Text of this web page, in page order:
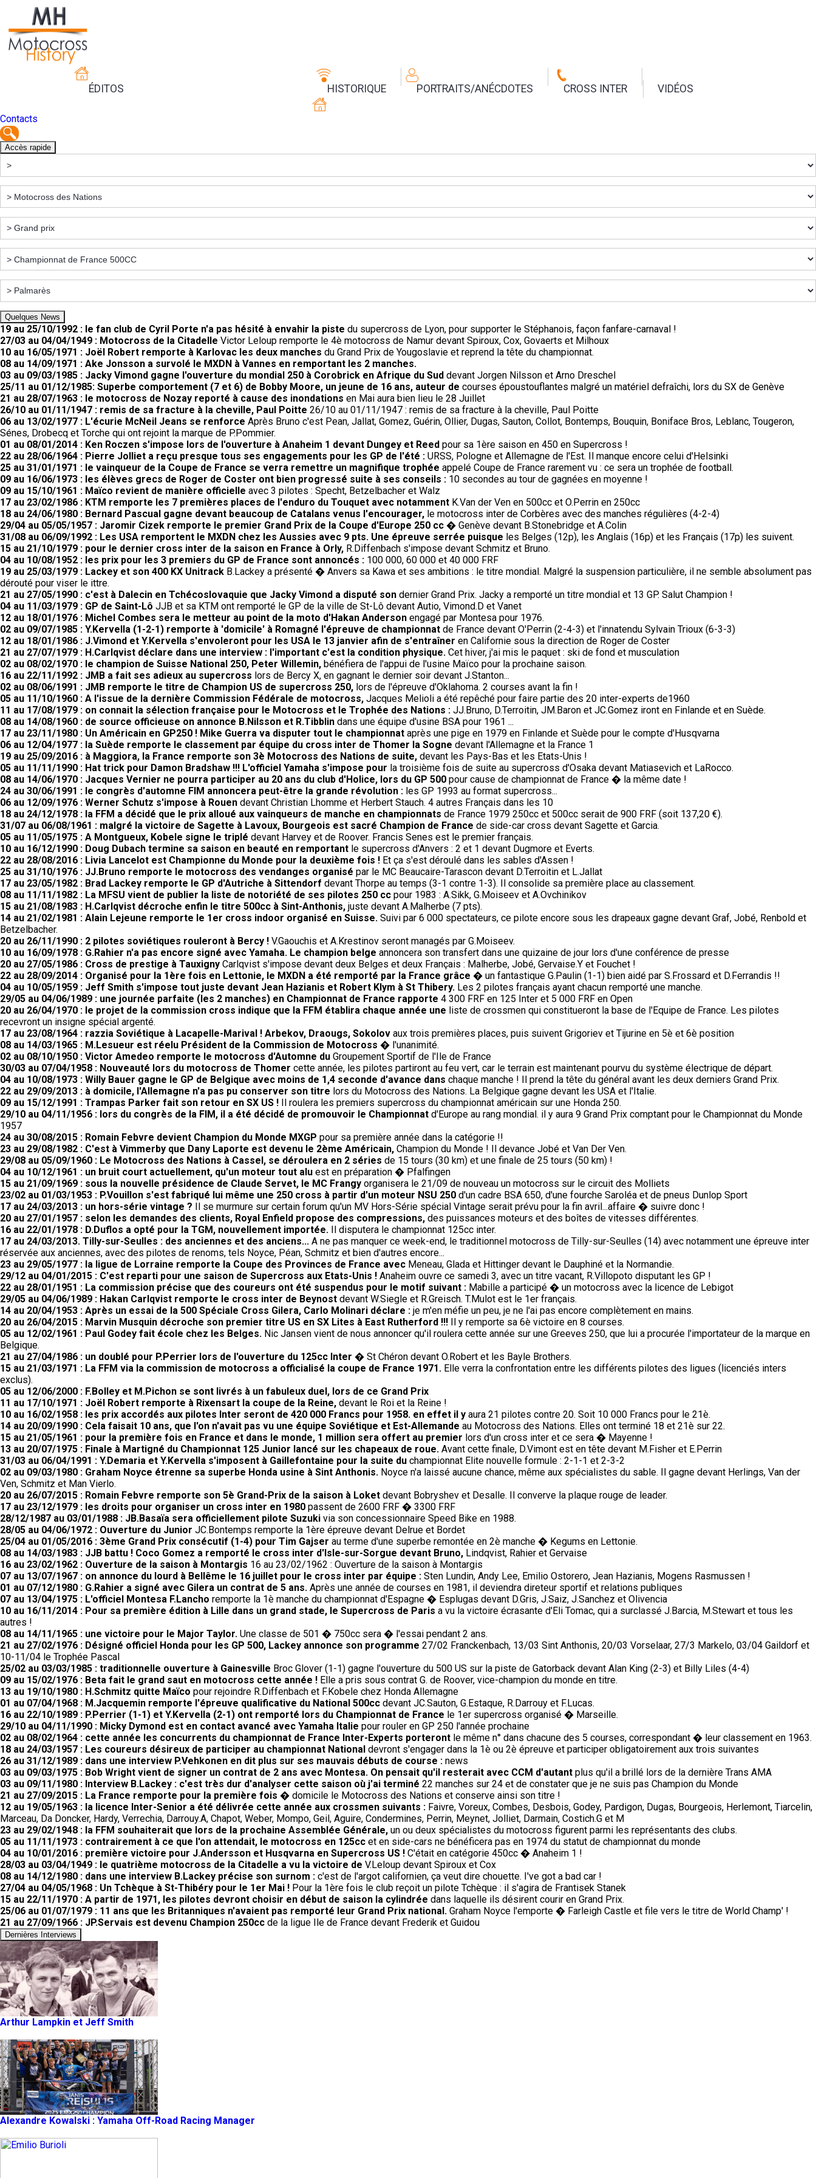
ÉDITOS HISTORIQUE PORTRAITS/ANÉCDOTES CROSS INTER VIDÉOS
Contacts
Accès rapide
Quelques News
19 au 25/10/1992 : le fan club de Cyril Porte n'a pas hésité à envahir la piste du supercross de Lyon, pour supporter le Stéphanois, façon fanfare-carnaval !
27/03 au 04/04/1949 : Motocross de la Citadelle Victor Leloup remporte le 4è motocross de Namur devant Spiroux, Cox, Govaerts et Milhoux
10 au 16/05/1971 : Joël Robert remporte à Karlovac les deux manches du Grand Prix de Yougoslavie et reprend la tête du championnat.
08 au 14/09/1971 : Ake Jonsson a survolé le MXDN à Vannes en remportant les 2 manches.
03 au 09/03/1985 : Jacky Vimond gagne l'ouverture du mondial 250 à Corobrick en Afrique du Sud devant Jorgen Nilsson et Arno Dreschel
25/11 au 01/12/1985: Superbe comportement (7 et 6) de Bobby Moore, un jeune de 16 ans, auteur de courses époustouflantes malgré un matériel defraîchi, lors du SX de Genève
21 au 28/07/1963 : le motocross de Nozay reporté à cause des inondations en Mai aura bien lieu le 28 Juillet
26/10 au 01/11/1947 : remis de sa fracture à la cheville, Paul Poitte 26/10 au 01/11/1947 : remis de sa fracture à la cheville, Paul Poitte
06 au 13/02/1977 : L'écurie McNeil Jeans se renforce Après Bruno c'est Pean, Jallat, Gomez, Guérin, Ollier, Dugas, Sauton, Collot, Bontemps, Bouquin, Boniface Bros, Leblanc, Tougeron,
Sénes, Drobecq et Torche qui ont rejoint la marque de P.Pommier.
01 au 08/01/2014 : Ken Roczen s'impose lors de l'ouverture à Anaheim 1 devant Dungey et Reed pour sa 1ère saison en 450 en Supercross !
22 au 28/06/1964 : Pierre Jolliet a reçu presque tous ses engagements pour les GP de l'été : URSS, Pologne et Allemagne de l'Est. Il manque encore celui d'Helsinki
25 au 31/01/1971 : le vainqueur de la Coupe de France se verra remettre un magnifique trophée appelé Coupe de France rarement vu : ce sera un trophée de football.
09 au 16/06/1973 : les élèves grecs de Roger de Coster ont bien progressé suite à ses conseils : 10 secondes au tour de gagnées en moyenne !
09 au 15/10/1961 : Maïco revient de manière officielle avec 3 pilotes : Specht, Betzelbacher et Walz
17 au 23/02/1986 : KTM remporte les 7 premières places de l'enduro du Touquet avec notamment K.Van der Ven en 500cc et O.Perrin en 250cc
18 au 24/06/1980 : Bernard Pascual gagne devant beaucoup de Catalans venus l'encourager, le motocross inter de Corbères avec des manches régulières (4-2-4)
29/04 au 05/05/1957 : Jaromir Cizek remporte le premier Grand Prix de la Coupe d'Europe 250 cc � Genève devant B.Stonebridge et A.Colin
31/08 au 06/09/1992 : Les USA remportent le MXDN chez les Aussies avec 9 pts. Une épreuve serrée puisque les Belges (12p), les Anglais (16p) et les Français (17p) les suivent.
15 au 21/10/1979 : pour le dernier cross inter de la saison en France à Orly, R.Diffenbach s'impose devant Schmitz et Bruno.
04 au 10/08/1952 : les prix pour les 3 premiers du GP de France sont annoncés : 100 000, 60 000 et 40 000 FRF
19 au 25/03/1979 : Lackey et son 400 KX Unitrack B.Lackey a présenté � Anvers sa Kawa et ses ambitions : le titre mondial. Malgré la suspension particulière, il ne semble absolument pas
dérouté pour viser le ittre.
21 au 27/05/1990 : c'est à Dalecin en Tchécoslovaquie que Jacky Vimond a disputé son dernier Grand Prix. Jacky a remporté un titre mondial et 13 GP. Salut Champion !
04 au 11/03/1979 : GP de Saint-Lô JJB et sa KTM ont remporté le GP de la ville de St-Lô devant Autio, Vimond.D et Vanet
12 au 18/01/1976 : Michel Combes sera le metteur au point de la moto d'Hakan Anderson engagé par Montesa pour 1976.
02 au 09/07/1985 : Y.Kervella (1-2-1) remporte à 'domicile' à Romagné l'épreuve de championnat de France devant O'Perrin (2-4-3) et l'innatendu Sylvain Trioux (6-3-3)
12 au 18/01/1986 : J.Vimond et Y.Kervella s'envoleront pour les USA le 13 janvier afin de s'entraîner en Californie sous la direction de Roger de Coster
21 au 27/07/1979 : H.Carlqvist déclare dans une interview : l'important c'est la condition physique. Cet hiver, j'ai mis le paquet : ski de fond et musculation
02 au 08/02/1970 : le champion de Suisse National 250, Peter Willemin, bénéfiera de l'appui de l'usine Maïco pour la prochaine saison.
16 au 22/11/1992 : JMB a fait ses adieux au supercross lors de Bercy X, en gagnant le dernier soir devant J.Stanton...
02 au 08/06/1991 : JMB remporte le titre de Champion US de supercross 250, lors de l'épreuve d'Oklahoma. 2 courses avant la fin !
05 au 11/10/1960 : A l'issue de la dernière Commission Fédérale de motocross, Jacques Melioli a été repêché pour faire partie des 20 inter-experts de1960
11 au 17/08/1979 : on connait la sélection française pour le Motocross et le Trophée des Nations : JJ.Bruno, D.Terroitin, JM.Baron et JC.Gomez iront en Finlande et en Suède.
08 au 14/08/1960 : de source officieuse on annonce B.Nilsson et R.Tibblin dans une équipe d'usine BSA pour 1961 ...
17 au 23/11/1980 : Un Américain en GP250 ! Mike Guerra va disputer tout le championnat après une pige en 1979 en Finlande et Suède pour le compte d'Husqvarna
06 au 12/04/1977 : la Suède remporte le classement par équipe du cross inter de Thomer la Sogne devant l'Allemagne et la France 1
19 au 25/09/2016 : à Maggiora, la France remporte son 3è Motocross des Nations de suite, devant les Pays-Bas et les Etats-Unis !
05 au 11/11/1990 : Hat trick pour Damon Bradshaw !!! L'officiel Yamaha s'impose pour la troisième fois de suite au supercross d'Osaka devant Matiasevich et LaRocco.
08 au 14/06/1970 : Jacques Vernier ne pourra participer au 20 ans du club d'Holice, lors du GP 500 pour cause de championnat de France � la même date !
24 au 30/06/1991 : le congrès d'automne FIM annoncera peut-être la grande révolution : les GP 1993 au format supercross...
06 au 12/09/1976 : Werner Schutz s'impose à Rouen devant Christian Lhomme et Herbert Stauch. 4 autres Français dans les 10
18 au 24/12/1978 : la FFM a décidé que le prix alloué aux vainqueurs de manche en championnats de France 1979 250cc et 500cc serait de 900 FRF (soit 137,20 €).
31/07 au 06/08/1961 : malgré la victoire de Sagette à Lavoux, Bourgeois est sacré Champion de France de side-car cross devant Sagette et Garcia.
05 au 11/05/1975 : A Montgueux, Kobele signe le triplé devant Harvey et de Roover. Francis Senes est le premier français.
10 au 16/12/1990 : Doug Dubach termine sa saison en beauté en remportant le supercross d'Anvers : 2 et 1 devant Dugmore et Everts.
22 au 28/08/2016 : Livia Lancelot est Championne du Monde pour la deuxième fois ! Et ça s'est déroulé dans les sables d'Assen !
25 au 31/10/1976 : JJ.Bruno remporte le motocross des vendanges organisé par le MC Beaucaire-Tarascon devant D.Terroitin et L.Jallat
17 au 23/05/1982 : Brad Lackey remporte le GP d'Autriche à Sittendorf devant Thorpe au temps (3-1 contre 1-3). Il consolide sa première place au classement.
08 au 11/11/1982 : La MFSU vient de publier la liste de notoriété de ses pilotes 250 cc pour 1983 : A.Sikk, G.Moiseev et A.Ovchinikov
15 au 21/08/1983 : H.Carlqvist décroche enfin le titre 500cc à Sint-Anthonis, juste devant A.Malherbe (7 pts).
14 au 21/02/1981 : Alain Lejeune remporte le 1er cross indoor organisé en Suisse. Suivi par 6 000 spectateurs, ce pilote encore sous les drapeaux gagne devant Graf, Jobé, Renbold et
Betzelbacher.
20 au 26/11/1990 : 2 pilotes soviétiques rouleront à Bercy ! V.Gaouchis et A.Krestinov seront managés par G.Moiseev.
10 au 16/09/1978 : G.Rahier n'a pas encore signé avec Yamaha. Le champion belge annoncera son transfert dans une quizaine de jour lors d'une conférence de presse
20 au 27/05/1986 : Cross de prestige à Tauxigny Carlqvist s'impose devant deux Belges et deux Français : Malherbe, Jobé, Gervaise.Y et Fouchet !
22 au 28/09/2014 : Organisé pour la 1ère fois en Lettonie, le MXDN a été remporté par la France grâce � un fantastique G.Paulin (1-1) bien aidé par S.Frossard et D.Ferrandis !!
04 au 10/05/1959 : Jeff Smith s'impose tout juste devant Jean Hazianis et Robert Klym à St Thibery. Les 2 pilotes français ayant chacun remporté une manche.
29/05 au 04/06/1989 : une journée parfaite (les 2 manches) en Championnat de France rapporte 4 300 FRF en 125 Inter et 5 000 FRF en Open
20 au 26/04/1970 : le projet de la commission cross indique que la FFM établira chaque année une liste de crossmen qui constitueront la base de l'Equipe de France. Les pilotes
recevront un insigne spécial argenté.
17 au 23/08/1964 : razzia Soviétique à Lacapelle-Marival ! Arbekov, Draougs, Sokolov aux trois premières places, puis suivent Grigoriev et Tijurine en 5è et 6è position
08 au 14/03/1965 : M.Lesueur est réelu Président de la Commission de Motocross � l'unanimité.
02 au 08/10/1950 : Victor Amedeo remporte le motocross d'Automne du Groupement Sportif de l'Ile de France
30/03 au 07/04/1958 : Nouveauté lors du motocross de Thomer cette année, les pilotes partiront au feu vert, car le terrain est maintenant pourvu du système électrique de départ.
04 au 10/08/1973 : Willy Bauer gagne le GP de Belgique avec moins de 1,4 seconde d'avance dans chaque manche ! Il prend la tête du général avant les deux derniers Grand Prix.
22 au 29/09/2013 : à domicile, l'Allemagne n'a pas pu conserver son titre lors du Motocross des Nations. La Belgique gagne devant les USA et l'Italie.
09 au 15/12/1991 : Trampas Parker fait son retour en SX US ! Il roulera les premiers supercross du championnat américain sur une Honda 250.
29/10 au 04/11/1956 : lors du congrès de la FIM, il a été décidé de promouvoir le Championnat d'Europe au rang mondial. il y aura 9 Grand Prix comptant pour le Championnat du Monde
1957
24 au 30/08/2015 : Romain Febvre devient Champion du Monde MXGP pour sa première année dans la catégorie !!
23 au 29/08/1982 : C'est à Vimmerby que Dany Laporte est devenu le 2ème Américain, Champion du Monde ! Il devance Jobé et Van Der Ven.
29/08 au 05/09/1960 : Le Motocross des Nations à Cassel, se déroulera en 2 séries de 15 tours (30 km) et une finale de 25 tours (50 km) !
04 au 10/12/1961 : un bruit court actuellement, qu'un moteur tout alu est en préparation � Pfalfingen
15 au 21/09/1969 : sous la nouvelle présidence de Claude Servet, le MC Frangy organisera le 21/09 de nouveau un motocross sur le circuit des Molliets
23/02 au 01/03/1953 : P.Vouillon s'est fabriqué lui même une 250 cross à partir d'un moteur NSU 250 d'un cadre BSA 650, d'une fourche Saroléa et de pneus Dunlop Sport
17 au 24/03/2013 : un hors-série vintage ? Il se murmure sur certain forum qu'un MV Hors-Série spécial Vintage serait prévu pour la fin avril...affaire � suivre donc !
20 au 27/01/1957 : selon les demandes des clients, Royal Enfield propose des compressions, des puissances moteurs et des boîtes de vitesses différentes.
16 au 22/01/1978 : D.Duflos a opté pour la TGM, nouvellement importée. Il disputera le championnat 125cc inter.
17 au 24/03/2013. Tilly-sur-Seulles : des anciennes et des anciens... A ne pas manquer ce week-end, le traditionnel motocross de Tilly-sur-Seulles (14) avec notamment une épreuve inter
réservée aux anciennes, avec des pilotes de renoms, tels Noyce, Péan, Schmitz et bien d'autres encore...
23 au 29/05/1977 : la ligue de Lorraine remporte la Coupe des Provinces de France avec Meneau, Glada et Hittinger devant le Dauphiné et la Normandie.
29/12 au 04/01/2015 : C'est reparti pour une saison de Supercross aux Etats-Unis ! Anaheim ouvre ce samedi 3, avec un titre vacant, R.Villopoto disputant les GP !
22 au 28/01/1951 : La commission précise que des coureurs ont été suspendus pour le motif suivant : Mabille a participé � un motocross avec la licence de Lebigot
29/05 au 04/06/1989 : Hakan Carlqvist remporte le cross inter de Beynost devant W.Siegle et R.Greisch. T.Mulot est le 1er français.
14 au 20/04/1953 : Après un essai de la 500 Spéciale Cross Gilera, Carlo Molinari déclare : je m'en méfie un peu, je ne l'ai pas encore complètement en mains.
20 au 26/04/2015 : Marvin Musquin décroche son premier titre US en SX Lites à East Rutherford !!!
Il y remporte sa 6è victoire en 8 courses.
05 au 12/02/1961 : Paul Godey fait école chez les Belges. Nic Jansen vient de nous annoncer qu'il roulera cette année sur une Greeves 250, que lui a procurée l'importateur de la marque en
Belgique.
21 au 27/04/1986 : un doublé pour P.Perrier lors de l'ouverture du 125cc Inter � St Chéron devant O.Robert et les Bayle Brothers.
15 au 21/03/1971 : La FFM via la commission de motocross a officialisé la coupe de France 1971. Elle verra la confrontation entre les différents pilotes des ligues (licenciés inters
exclus).
05 au 12/06/2000 : F.Bolley et M.Pichon se sont livrés à un fabuleux duel, lors de ce Grand Prix
11 au 17/10/1971 : Joël Robert remporte à Rixensart la coupe de la Reine, devant le Roi et la Reine !
10 au 16/02/1958 : les prix accordés aux pilotes Inter seront de 420 000 Francs pour 1958. en effet il y aura 21 pilotes contre 20. Soit 10 000 Francs pour le 21è.
14 au 20/09/1990 : Cela faisait 10 ans, que l'on n'avait pas vu une équipe Soviétique et Est-Allemande au Motocross des Nations. Elles ont terminé 18 et 21è sur 22.
15 au 21/05/1961 : pour la première fois en France et dans le monde, 1 million sera offert au premier lors d'un cross inter et ce sera � Mayenne !
13 au 20/07/1975 : Finale à Martigné du Championnat 125 Junior lancé sur les chapeaux de roue. Avant cette finale, D.Vimont est en tête devant M.Fisher et E.Perrin
31/03 au 06/04/1991 : Y.Demaria et Y.Kervella s'imposent à Gaillefontaine pour la suite du championnat Elite nouvelle formule : 2-1-1 et 2-3-2
02 au 09/03/1980 : Graham Noyce étrenne sa superbe Honda usine à Sint Anthonis. Noyce n'a laissé aucune chance, même aux spécialistes du sable. Il gagne devant Herlings, Van der
Ven, Schmitz et Man Vierlo.
20 au 26/07/2015 : Romain Febvre remporte son 5è Grand-Prix de la saison à Loket devant Bobryshev et Desalle. Il converve la plaque rouge de leader.
17 au 23/12/1979 : les droits pour organiser un cross inter en 1980 passent de 2600 FRF � 3300 FRF
28/12/1987 au 03/01/1988 : JB.Basaïa sera officiellement pilote Suzuki via son concessionnaire Speed Bike en 1988.
28/05 au 04/06/1972 : Ouverture du Junior JC.Bontemps remporte la 1ère épreuve devant Delrue et Bordet
25/04 au 01/05/2016 : 3ème Grand Prix consécutif (1-4) pour Tim Gajser au terme d'une superbe remontée en 2è manche � Kegums en Lettonie.
08 au 14/03/1983 : JJB battu ! Coco Gomez a remporté le cross inter d'Isle-sur-Sorgue devant Bruno, Lindqvist, Rahier et Gervaise
16 au 23/02/1962 : Ouverture de la saison à Montargis 16 au 23/02/1962 : Ouverture de la saison à Montargis
07 au 13/07/1967 : on annonce du lourd à Bellême le 16 juillet pour le cross inter par équipe : Sten Lundin, Andy Lee, Emilio Ostorero, Jean Hazianis, Mogens Rasmussen !
01 au 07/12/1980 : G.Rahier a signé avec Gilera un contrat de 5 ans. Après une année de courses en 1981, il deviendra direteur sportif et relations publiques
07 au 13/04/1975 : L'officiel Montesa F.Lancho remporte la 1è manche du championnat d'Espagne � Esplugas devant D.Gris, J.Saiz, J.Sanchez et Olivencia
10 au 16/11/2014 : Pour sa première édition à Lille dans un grand stade, le Supercross de Paris a vu la victoire écrasante d'Eli Tomac, qui a surclassé J.Barcia, M.Stewart et tous les
autres !
08 au 14/11/1965 : une victoire pour le Major Taylor. Une classe de 501 � 750cc sera � l'essai pendant 2 ans.
21 au 27/02/1976 : Désigné officiel Honda pour les GP 500, Lackey annonce son programme 27/02 Franckenbach, 13/03 Sint Anthonis, 20/03 Vorselaar, 27/3 Markelo, 03/04 Gaildorf et
10-11/04 le Trophée Pascal
25/02 au 03/03/1985 : traditionnelle ouverture à Gainesville Broc Glover (1-1) gagne l'ouverture du 500 US sur la piste de Gatorback devant Alan King (2-3) et Billy Liles (4-4)
09 au 15/02/1976 : Beta fait le grand saut en motocross cette année ! Elle a pris sous contrat G. de Roover, vice-champion du monde en titre.
13 au 19/10/1980 : H.Schmitz quitte Maïco pour rejoindre R.Diffenbach et F.Kobele chez Honda Allemagne
01 au 07/04/1968 : M.Jacquemin remporte l'épreuve qualificative du National 500cc devant JC.Sauton, G.Estaque, R.Darrouy et F.Lucas.
16 au 22/10/1989 : P.Perrier (1-1) et Y.Kervella (2-1) ont remporté lors du Championnat de France le 1er supercross organisé � Marseille.
29/10 au 04/11/1990 : Micky Dymond est en contact avancé avec Yamaha Italie pour rouler en GP 250 l'année prochaine
02 au 08/02/1964 : cette année les concurrents du championnat de France Inter-Experts porteront le même n° dans chacune des 5 courses, correspondant � leur classement en 1963.
18 au 24/03/1957 : Les coureurs désireux de participer au championnat National devront s'engager dans la 1è ou 2è épreuve et participer obligatoirement aux trois suivantes
26 au 31/12/1989 : dans une interview P.Vehkonen en dit plus sur ses mauvais débuts de course : news
03 au 09/03/1975 : Bob Wright vient de signer un contrat de 2 ans avec Montesa. On pensait qu'il resterait avec CCM d'autant plus qu'il a brillé lors de la dernière Trans AMA
03 au 09/11/1980 : Interview B.Lackey : c'est très dur d'analyser cette saison où j'ai terminé 22 manches sur 24 et de constater que je ne suis pas Champion du Monde
21 au 27/09/2015 : La France remporte pour la première fois � domicile le Motocross des Nations et conserve ainsi son titre !
12 au 19/05/1963 : la licence Inter-Senior a été délivrée cette année aux crossmen suivants : Faivre, Voreux, Combes, Desbois, Godey, Pardigon, Dugas, Bourgeois, Herlemont, Tiarcelin,
Marceau, Da Doncker, Hardy, Verrechia, Darrouy.A, Chapot, Weber, Mompo, Geil, Aguire, Condermines, Perrin, Meynet, Jolliet, Darmain, Costich.G et M
23 au 29/02/1948 : la FFM souhaiterait que lors de la prochaine Assemblée Générale, un ou deux spécialistes du motocross figurent parmi les représentants des clubs.
05 au 11/11/1973 : contrairement à ce que l'on attendait, le motocross en 125cc et en side-cars ne bénéficera pas en 1974 du statut de championnat du monde
04 au 10/01/2016 : première victoire pour J.Andersson et Husqvarna en Supercross US ! C'était en catégorie 450cc � Anaheim 1 !
28/03 au 03/04/1949 : le quatrième motocross de la Citadelle a vu la victoire de V.Leloup devant Spiroux et Cox
08 au 14/12/1980 : dans une interview B.Lackey précise son surnom : c'est de l'argot californien, ça veut dire chouette. I've got a bad car !
27/04 au 04/05/1968 : Un Tchèque à St-Thibéry pour le 1er Mai ! Pour la 1ère fois le club reçoit un pilote Tchèque : il s'agira de Frantisek Stanek
15 au 22/11/1970 : A partir de 1971, les pilotes devront choisir en début de saison la cylindrée dans laquelle ils désirent courir en Grand Prix.
25/06 au 01/07/1979 : 11 ans que les Britanniques n'avaient pas remporté leur Grand Prix national. Graham Noyce l'emporte � Farleigh Castle et file vers le titre de World Champ' !
21 au 27/09/1966 : JP.Servais est devenu Champion 250cc de la ligue Ile de France devant Frederik et Guidou
Dernières Interviews
Arthur Lampkin et Jeff Smith
Alexandre Kowalski : Yamaha Off-Road Racing Manager